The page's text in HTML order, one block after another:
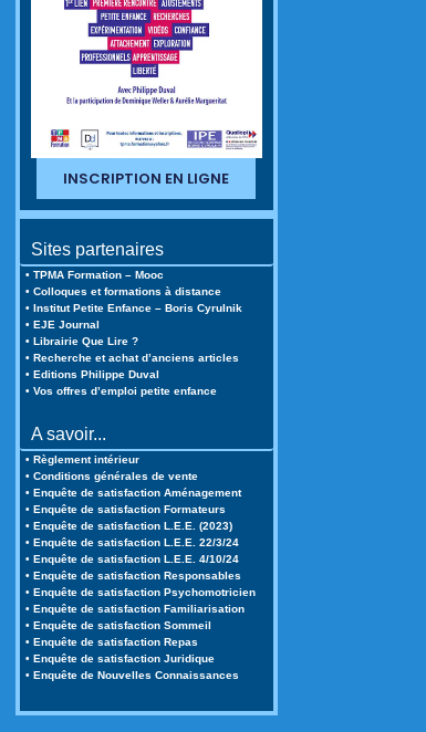
INSCRIPTION EN LIGNE
Sites partenaires
• TPMA Formation – Mooc
• Colloques et formations à distance
• Institut Petite Enfance – Boris Cyrulnik
• EJE Journal
• Librairie Que Lire ?
• Recherche et achat d’anciens articles
• Editions Philippe Duval
• Vos offres d’emploi petite enfance
A savoir...
• Règlement intérieur
• Conditions générales de vente
• Enquête de satisfaction Aménagement
• Enquête de satisfaction Formateurs
• Enquête de satisfaction L.E.E. (2023)
• Enquête de satisfaction L.E.E. 22/3/24
• Enquête de satisfaction L.E.E. 4/10/24
• Enquête de satisfaction Responsables
• Enquête de satisfaction Psychomotricien
• Enquête de satisfaction Familiarisation
• Enquête de satisfaction Sommeil
• Enquête de satisfaction Repas
• Enquête de satisfaction Juridique
• Enquête de Nouvelles Connaissances